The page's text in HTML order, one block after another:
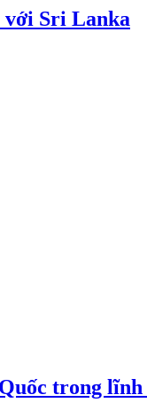
với Sri Lanka
trong